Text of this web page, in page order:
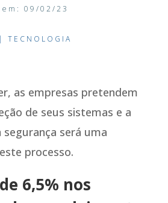
09/02/23
| TECNOLOGIA
as empresas pretendem
de seus sistemas e a
será uma
processo.
6,5% nos